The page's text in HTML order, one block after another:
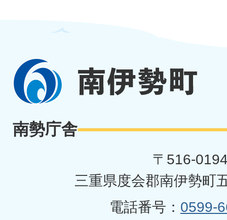
南勢庁舎
〒516-
三重県度会郡南伊勢町
電話番号： 0599-